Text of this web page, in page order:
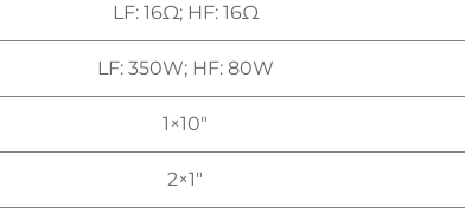
LF: 16Ω; HF: 16Ω
LF: 350W; HF: 80W
1×10"
2×1"